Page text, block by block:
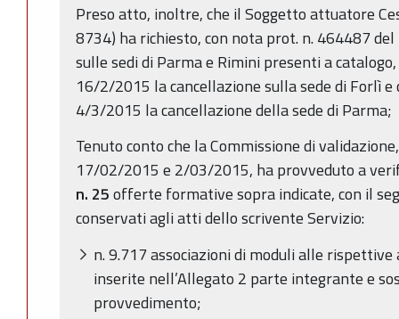
Preso atto, inoltre, che il Soggetto attuatore
8734) ha richiesto, con nota prot. n. 464487
sulle sedi di Parma e Rimini presenti a
16/2/2015 la cancellazione sulla sede di Forlì
4/3/2015 la cancellazione della sede di Parma;
Tenuto conto che la Commissione di
17/02/2015 e 2/03/2015, ha provveduto a
n. 25offerte formative sopra indicate, con il
conservati agli atti dello scrivente Servizio:
n. 9.717 associazioni di moduli alle
inserite nell’Allegato 2 parte integrante e
provvedimento;